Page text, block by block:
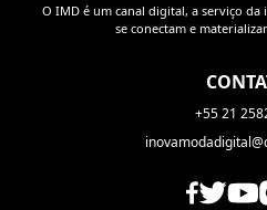
O IMD é um canal digital, a serviço
se conectam e
+55 21